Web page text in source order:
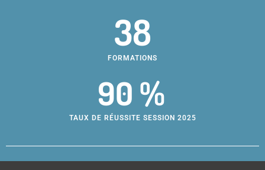
38
FORMATIONS
90 %
TAUX DE RÉUSSITE SESSION 2025